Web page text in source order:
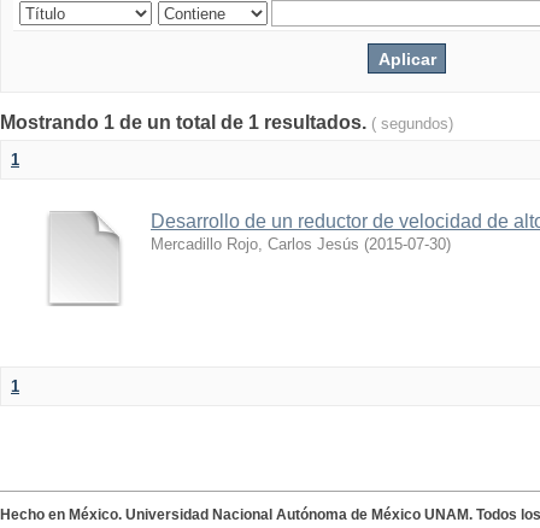
Mostrando 1 de un total de 1 resultados. ( segundos)
1
Desarrollo de un reductor de velocidad de
Mercadillo Rojo, Carlos Jesús (2015-07-30)
1
Hecho en México. Universidad Nacional Autónoma de México UNAM. Todos